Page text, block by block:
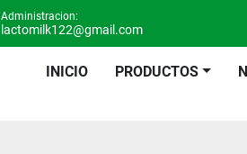
Administracion:
lactomilk122@gmail.com
INICIO PRODUCTOS